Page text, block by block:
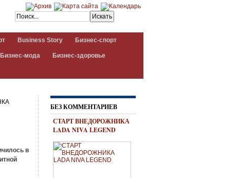
Business Story Бизнес-спорт
Бизнес-мода Бизнес-здоровье
в
БЕЗ КОММЕНТАРИЕВ
СТАРТ ВНЕДОРОЖНИКА
LADA NIVA LEGEND